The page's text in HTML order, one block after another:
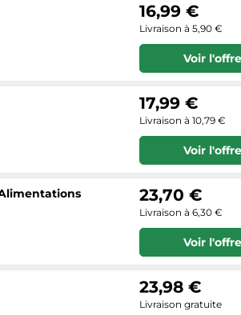
16,99 €
Livraison à 5,90 €
Voir l'offre
17,99 €
Livraison à 10,79 €
Voir l'offre
23,70 €
Livraison à 6,30 €
Voir l'offre
23,98 €
Livraison gratuite